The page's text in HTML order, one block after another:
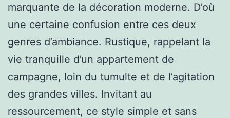
marquante de la décoration moderne. D’où
une certaine confusion entre ces deux
genres d’ambiance. Rustique, rappelant la
vie tranquille d’un appartement de
campagne, loin du tumulte et de l’agitation
des grandes villes. Invitant au
ressourcement, ce style simple et sans